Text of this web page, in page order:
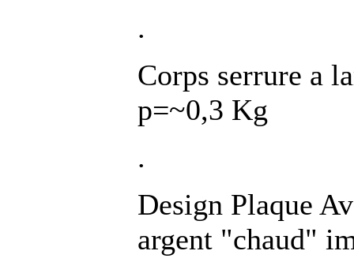
.
Corps serrure a
p=~0,3 Kg
.
Design Plaque
argent "chaud"